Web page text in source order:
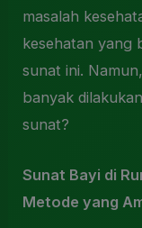
masalah
kesehatan yang
sunat ini.
banyak
sunat?
Sunat Bayi di
Metode yang